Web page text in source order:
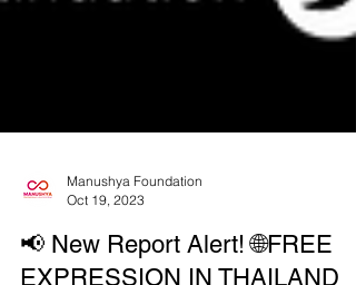
Oct 19, 2023